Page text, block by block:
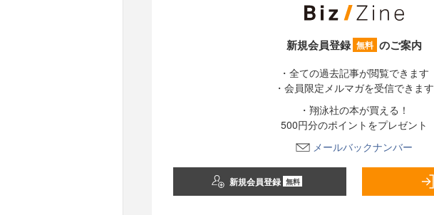
新規会員登録 無料 のご案内
・全ての過去記事が閲覧できます
・会員限定メルマガを受信できます
・翔泳社の本が買える！
500円分のポイントをプレゼント
メールバックナンバー
新規会員登録 無料